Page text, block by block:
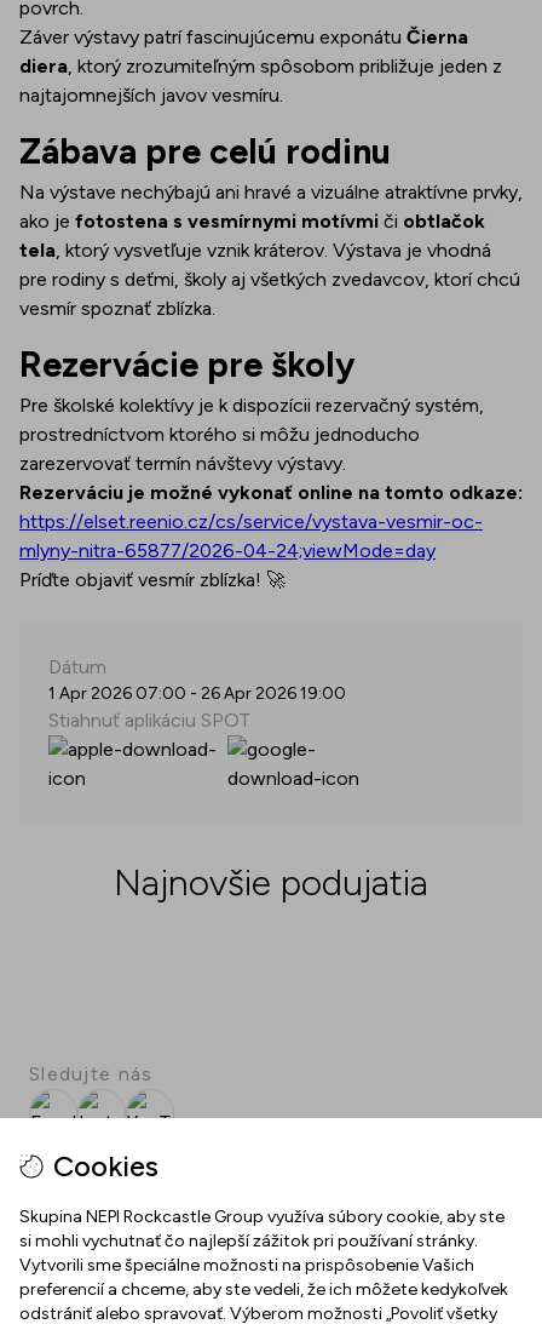
povrch.
Záver výstavy patrí fascinujúcemu exponátu Čierna
diera, ktorý zrozumiteľným spôsobom približuje jeden z
najtajomnejších javov vesmíru.
Zábava pre celú rodinu
Na výstave nechýbajú ani hravé a vizuálne atraktívne prvky,
ako je fotostena s vesmírnymi motívmi či obtlačok
tela , ktorý vysvetľuje vznik kráterov. Výstava je vhodná
pre rodiny s deťmi, školy aj všetkých zvedavcov, ktorí chcú
vesmír spoznať zblízka.
Rezervácie pre školy
Pre školské kolektívy je k dispozícii rezervačný systém,
prostredníctvom ktorého si môžu jednoducho
zarezervovať termín návštevy výstavy.
Rezerváciu je možné vykonať online na tomto odkaze:
https://elset.reenio.cz/cs/service/vystava-vesmir-oc-
mlyny-nitra-65877/2026-04-24;viewMode=day
Príďte objaviť vesmír zblízka! 🚀
Dátum
1 Apr 2026 07:00 - 26 Apr 2026 19:00
Stiahnuť aplikáciu SPOT
Najnovšie podujatia
Cookies
Skupina NEPI Rockcastle Group využíva súbory cookie, aby ste
si mohli vychutnať čo najlepší zážitok pri používaní stránky.
Vytvorili sme špeciálne možnosti na prispôsobenie Vašich
preferencií a chceme, aby ste vedeli, že ich môžete kedykoľvek
odstrániť alebo spravovať. Výberom možnosti „Povoliť všetky
Sledujte nás
FacebookInstagramYouTube
SPOT
Stiahnite si bezplatnú aplikáciu SPOT!
MLYNY NITRA